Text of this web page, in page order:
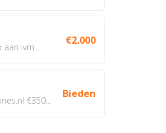
ivm...
€2.000
€350...
Bieden